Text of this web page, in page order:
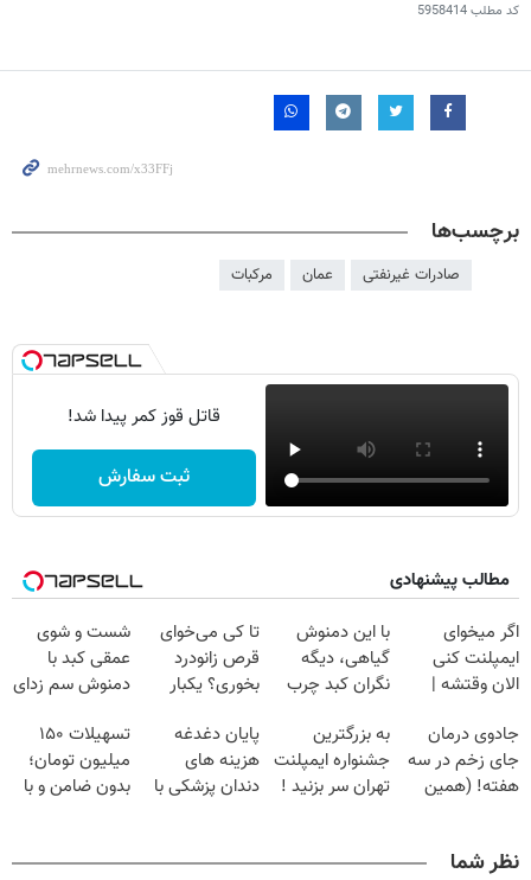
کد مطلب5958414
برچسب‌ها
صادرات غیرنفتی عمان مرکبات
قاتل قوز کمر پیدا شد!
ثبت سفارش
مطالب پیشنهادی
اگر میخوای
ایمپلنت کنی
الان وقتشه |
میلیون تومان!!!
با این دمنوش
گیاهی، دیگه
نگران کبد چرب
تا کی می‌خوای
قرص زانودرد
بخوری؟ یکبار
کن
شست و شوی
عمقی کبد با
دمنوش سم زدای
جادوی درمان
جای زخم در سه
هفته! (همین
به بزرگترین
جشنواره ایمپلنت
تهران سر بزنید !
پایان دغدغه
هزینه های
دندان پزشکی با
تسهیلات ۱۵۰
میلیون تومان؛
بدون ضامن و با
نظر شما